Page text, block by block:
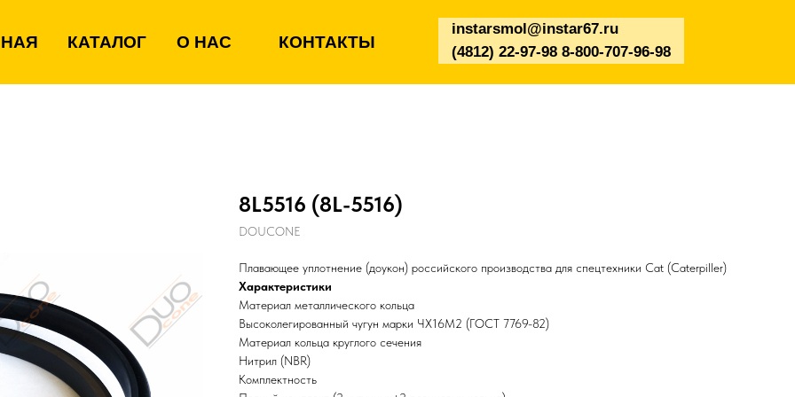
КАТАЛОГ О НАС КОНТАКТЫ
(4812) 22-97-98 8-800-707-96-98
instarsmol@instar67.ru
8L5516 (8L-5516)
DOUCONE
Плавающее уплотнение (доукон) российского производства для спецтехники Cat (Caterpiller)
Характеристики
Материал металлического кольца
Высоколегированный чугун марки ЧХ16М2 (ГОСТ 7769-82)
Материал кольца круглого сечения
Нитрил (NBR)
Комплектность